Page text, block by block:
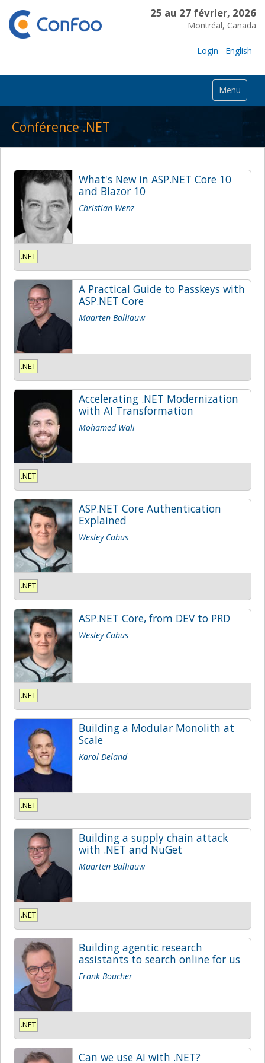
25 au 27 février, 2026
Montréal, Canada
Login English
Menu
Conférence .NET
What's New in ASP.NET Core 10
and Blazor 10
Christian Wenz
.NET
A Practical Guide to Passkeys with
ASP.NET Core
Maarten Balliauw
.NET
Accelerating .NET Modernization
with AI Transformation
Mohamed Wali
.NET
ASP.NET Core Authentication
Explained
Wesley Cabus
.NET
ASP.NET Core, from DEV to PRD
Wesley Cabus
.NET
Building a Modular Monolith at
Scale
Karol Deland
.NET
Building a supply chain attack
with .NET and NuGet
Maarten Balliauw
.NET
Building agentic research
assistants to search online for us
Frank Boucher
.NET
Can we use AI with .NET?